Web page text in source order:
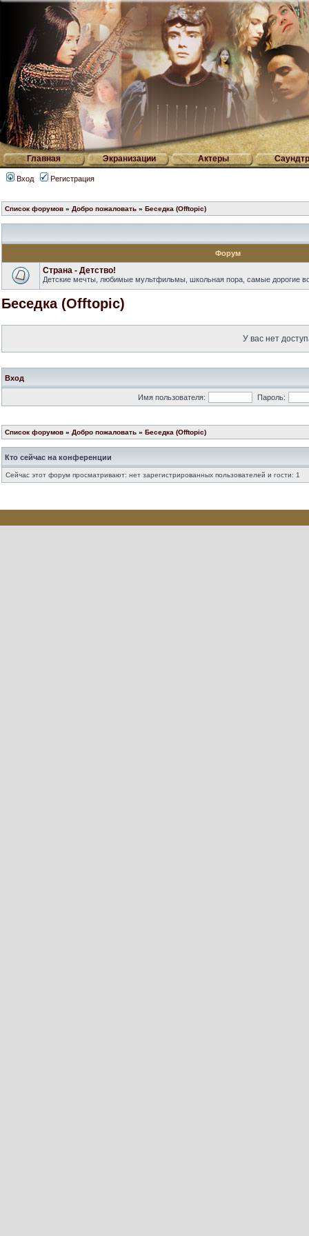
Главная Экранизации Актеры
Вход Регистрация
Список форумов » Добро пожаловать » Беседка (Offtopic)
Форум
Страна - Детство!
Детские мечты, любимые мультфильмы, школьная пора, самые дорогие
Беседка (Offtopic)
У вас нет
Вход
Имя пользователя: Пароль:
Список форумов » Добро пожаловать » Беседка (Offtopic)
Кто сейчас на конференции
Сейчас этот форум просматривают: нет зарегистрированных пользователей и гости: 1